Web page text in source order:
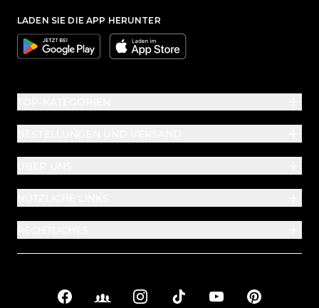
LADEN SIE DIE APP HERUNTER
Google Apple
Soziale Links
FacebookFacebook Groups
InstagramTikTok YouTubePinterest